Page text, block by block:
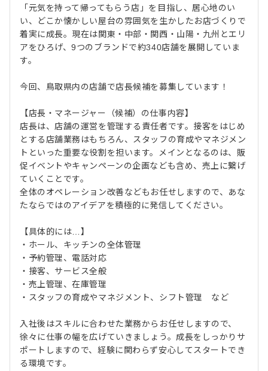
「元気を持って帰ってもらう店」を目指し、居心地のい
い、どこか懐かしい屋台の雰囲気を生かしたお店づくりで
着実に成長。現在は関東・中部・関西・山陽・九州とエリ
アをひろげ、9つのブランドで約340店舗を展開していま
す。
今回、鳥取県内の店舗で店長候補を募集しています！
【店長・マネージャー（候補）の仕事内容】
店長は、店舗の運営を管理する責任者です。接客をはじめ
とする店舗業務はもちろん、スタッフの育成やマネジメン
トといった重要な役割を担います。メインとなるのは、販
促イベントやキャンペーンの企画なども含め、売上に繋げ
ていくことです。
全体のオペレーション改善などもお任せしますので、あな
たならではのアイデアを積極的に発信してください。
【具体的には…】
・ホール、キッチンの全体管理
・予約管理、電話対応
・接客、サービス全般
・売上管理、在庫管理
・スタッフの育成やマネジメント、シフト管理 など
入社後はスキルに合わせた業務からお任せしますので、
徐々に仕事の幅を広げていきましょう。成長をしっかりサ
ポートしますので、経験に関わらず安心してスタートでき
る環境です。